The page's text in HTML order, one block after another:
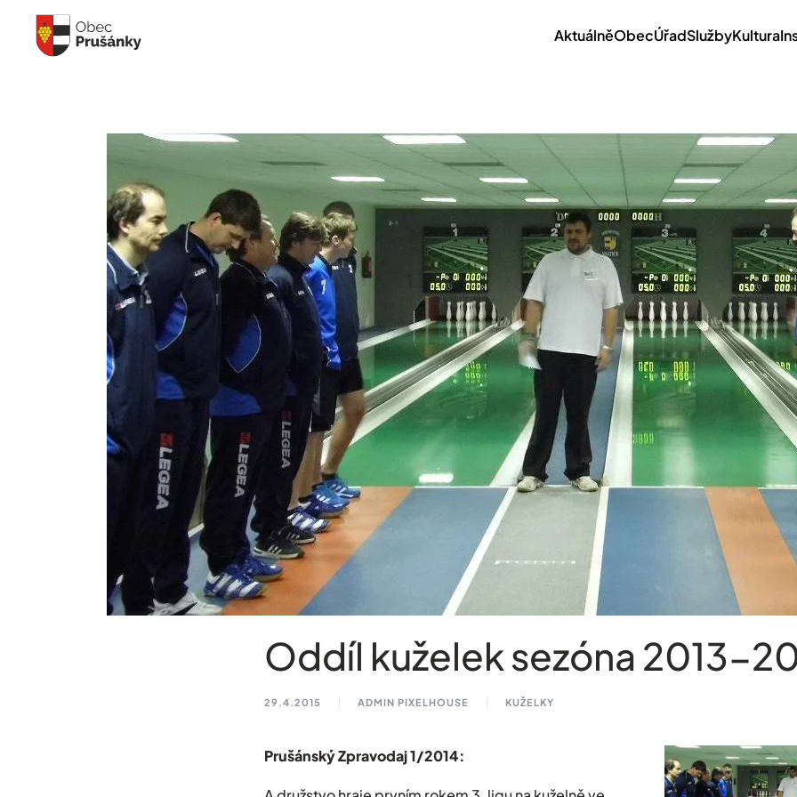
Skip to main content AktuálněObecÚřadSlužbyKultura
Oddíl kuželek sezóna 2013-
29.4.2015 ADMIN PIXELHOUSE KUŽELKY
Prušánský Zpravodaj 1/2014: